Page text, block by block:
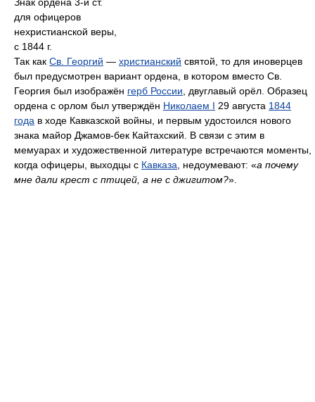
для офицеров
нехристианской веры,
с 1844 г.
Так как Св. Георгий — христианский святой, то для иноверцев
был предусмотрен вариант ордена, в котором вместо Св.
Георгия был изображён герб России , двуглавый орёл. Образец
ордена с орлом был утверждён Николаем I 29 августа 1844
года в ходе Кавказской войны, и первым удостоился нового
знака майор Джамов-бек Кайтахский. В связи с этим в
мемуарах и художественной литературе встречаются моменты,
когда офицеры, выходцы с Кавказа , недоумевают: «а почему
мне дали крест с птицей, а не с джигитом?».